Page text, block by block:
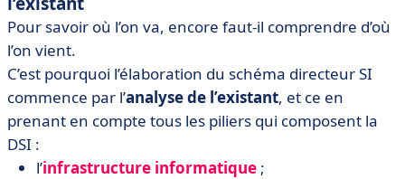
Pour savoir où l’on va, encore faut-il comprendre d’où
l’on vient.
C’est pourquoi l’élaboration du schéma directeur SI
commence par l’analyse de l’existant, et ce en
prenant en compte tous les piliers qui composent la
DSI :
l’infrastructure informatique ;